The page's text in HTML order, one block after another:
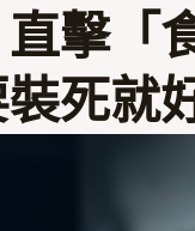
擊「
死就